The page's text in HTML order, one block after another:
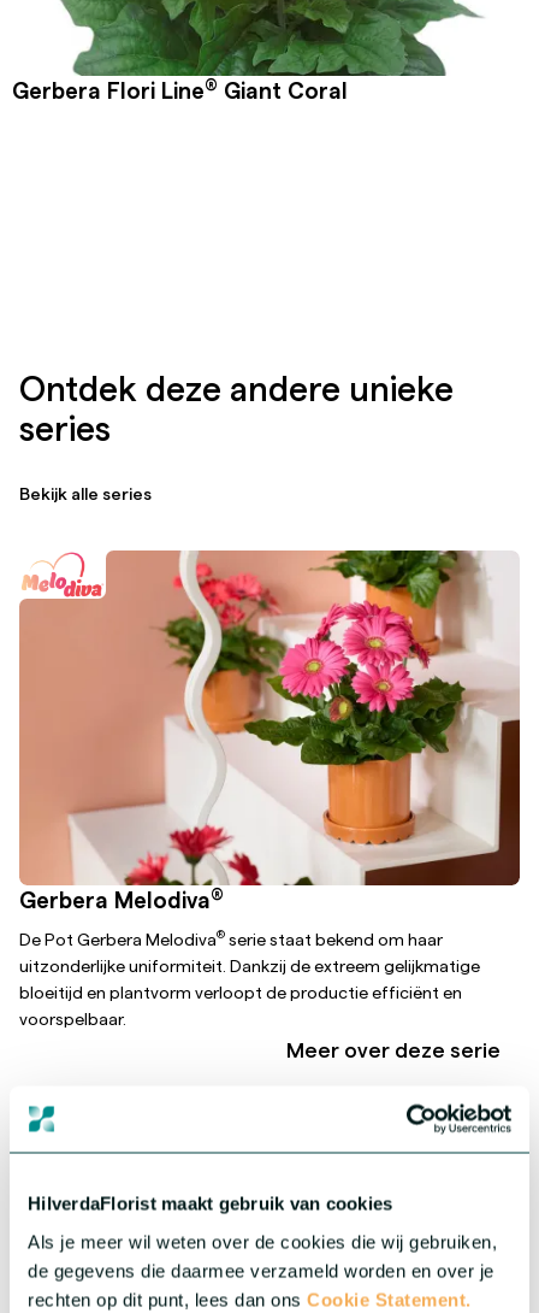
HilverdaFlorist maakt gebruik van cookies
Als je meer wil weten over de cookies die wij gebruiken,
de gegevens die daarmee verzameld worden en over je
rechten op dit punt, lees dan ons Cookie Statement.
Gerbera Flori Line® Giant Coral
Ontdek deze andere unieke
series
Bekijk alle series
Gerbera Melodiva®
De Pot Gerbera Melodiva® serie staat bekend om haar
uitzonderlijke uniformiteit. Dankzij de extreem gelijkmatige
bloeitijd en plantvorm verloopt de productie efficiënt en
voorspelbaar.
Meer over deze serie